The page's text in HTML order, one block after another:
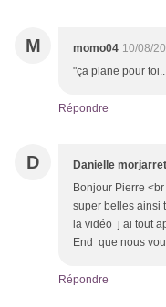
M momo04 10/08/
"ça plane pour
Répondre
D Danielle morjarret
Bonjour Pierre
super belles ainsi
la vidéo j ai tout
End que nous
Répondre